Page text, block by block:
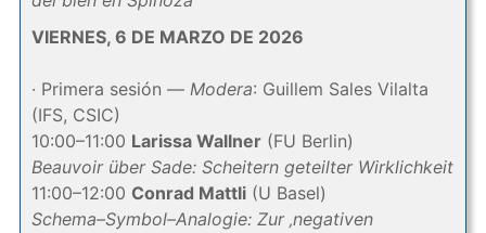
VIERNES, 6 DE MARZO DE 2026
· Primera sesión — Modera: Guillem Sales Vilalta
(IFS, CSIC)
10:00–11:00 Larissa Wallner(FU Berlin)
Beauvoir über Sade: Scheitern geteilter Wirklichkeit
11:00–12:00 Conrad Mattli(U Basel)
Schema–Symbol–Analogie: Zur ‚negativen